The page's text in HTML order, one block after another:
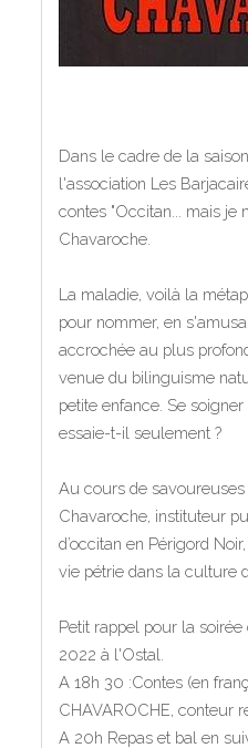
Dans le cadre de la
l'association Les
contes "Occitan... mais je
Chavaroche.
La maladie, voilà la
pour nommer, en
accrochée au plus
venue du bilinguisme
petite enfance. Se
essaie-t-il seulement ?
Au cours de savoureuses
Chavaroche, instituteur
d’occitan en Périgord
vie pétrie dans la culture
Petit rappel pour la
2022 à l'Ostal.
A 18h 30 :Contes (en
CHAVAROCHE, conteur
A 20h Repas et bal en